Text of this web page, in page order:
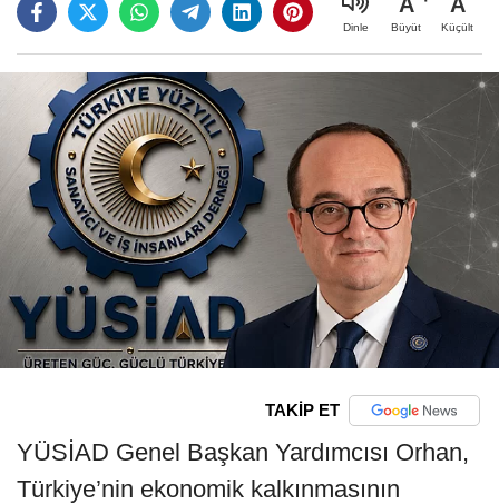
Dinle Büyüt Küçült
TAKİP ET
YÜSİAD Genel Başkan Yardımcısı Orhan,
Türkiye’nin ekonomik kalkınmasının